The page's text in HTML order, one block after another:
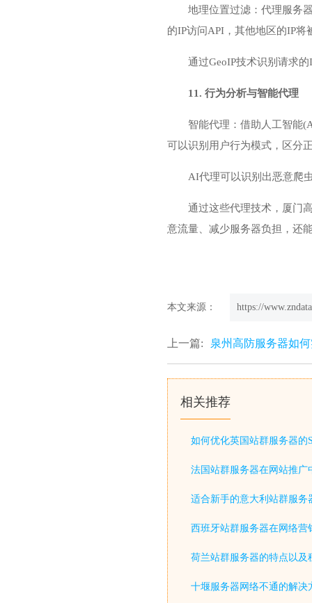
地理位置过滤：代理服务
的IP访问API，其他地区的IP将
通过GeoIP技术识别请求
11. 行为分析与智能代理
智能代理：借助人工智能
可以识别用户行为模式，区分
AI代理可以识别出恶意爬
通过这些代理技术，厦门
意流量、减少服务器负担，还
本文来源： https://
上一篇: 泉州高防服务器如
相关推荐
如何优化英国站群服务器的
法国站群服务器在网站推广
适合新手的意大利站群服务
西班牙站群服务器在网络营
荷兰站群服务器的特点以及
十堰服务器网络不通的解决